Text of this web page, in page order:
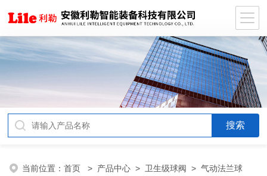
当前位置：首页 > 产品中心 > 卫生级球阀 >气动法兰球